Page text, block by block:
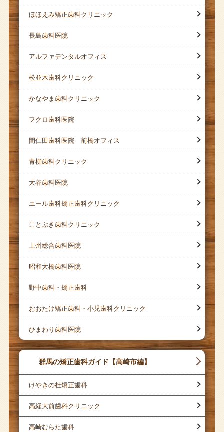
ほほえみ矯正歯科クリニック
長島歯科医院
アルファデンタルオフィス
松並木歯科クリニック
かなやま歯科クリニック
フクロ歯科医院
間仁田歯科医院 前橋オフィス
青柳歯科クリニック
大谷歯科医院
エール歯科矯正歯科クリニック
ことぶき歯科クリニック
上州総合歯科医院
昭和大橋歯科医院
野中歯科・矯正歯科
おおたけ矯正歯科・小児歯科クリニック
ひまわり歯科医院
群馬の矯正歯科ガイド【高崎市編】
けやきの杜矯正歯科
高経大前歯科クリニック
高崎むらた歯科